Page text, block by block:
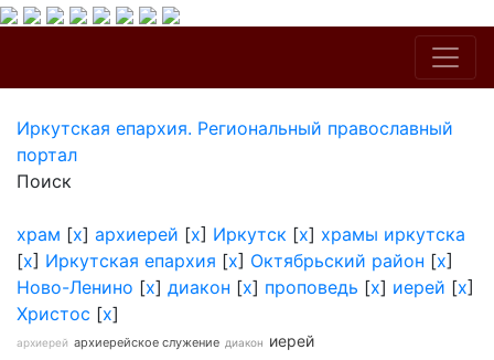
Иркутская епархия. Региональный православный
портал
Поиск
храм [x] архиерей [x] Иркутск [x] храмы иркутска
[x] Иркутская епархия [x] Октябрьский район [x]
Ново-Ленино [x] диакон [x] проповедь [x] иерей [x]
Христос [x]
архиерей архиерейское служение диакон иерей